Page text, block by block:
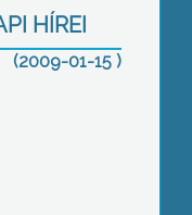
HÍREI
(2009-01-15 )